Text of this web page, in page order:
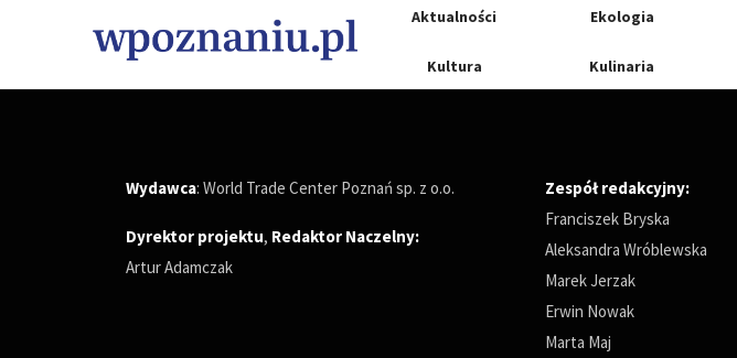
Aktualności Ekologia
Kultura Kulinaria
Wydawca: World Trade Center Poznań sp. z o.o.
Dyrektor projektu, Redaktor Naczelny:
Artur Adamczak
Zespół redakcyjny:
Franciszek Bryska
Aleksandra Wróblewska
Marek Jerzak
Erwin Nowak
Marta Maj